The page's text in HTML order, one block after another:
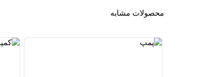
محصولات مشابه